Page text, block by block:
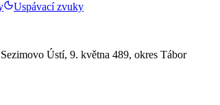
Uspávací zvuky
Ústí, 9. května 489, okres Tábor